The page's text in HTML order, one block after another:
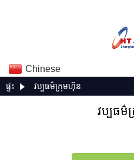
Chinese
ផ្ទះ វប្បធម៌ក្រុមហ៊ុន
វប្បធម៌